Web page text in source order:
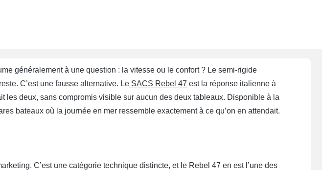
généralement à une question : la vitesse ou le confort ? Le semi-rigide
C’est une fausse alternative. Le SACS Rebel 47 est la réponse italienne à
les deux, sans compromis visible sur aucun des deux tableaux. Disponible à la
bateaux où la journée en mer ressemble exactement à ce qu’on en attendait.
C’est une catégorie technique distincte, et le Rebel 47 en est l’une des